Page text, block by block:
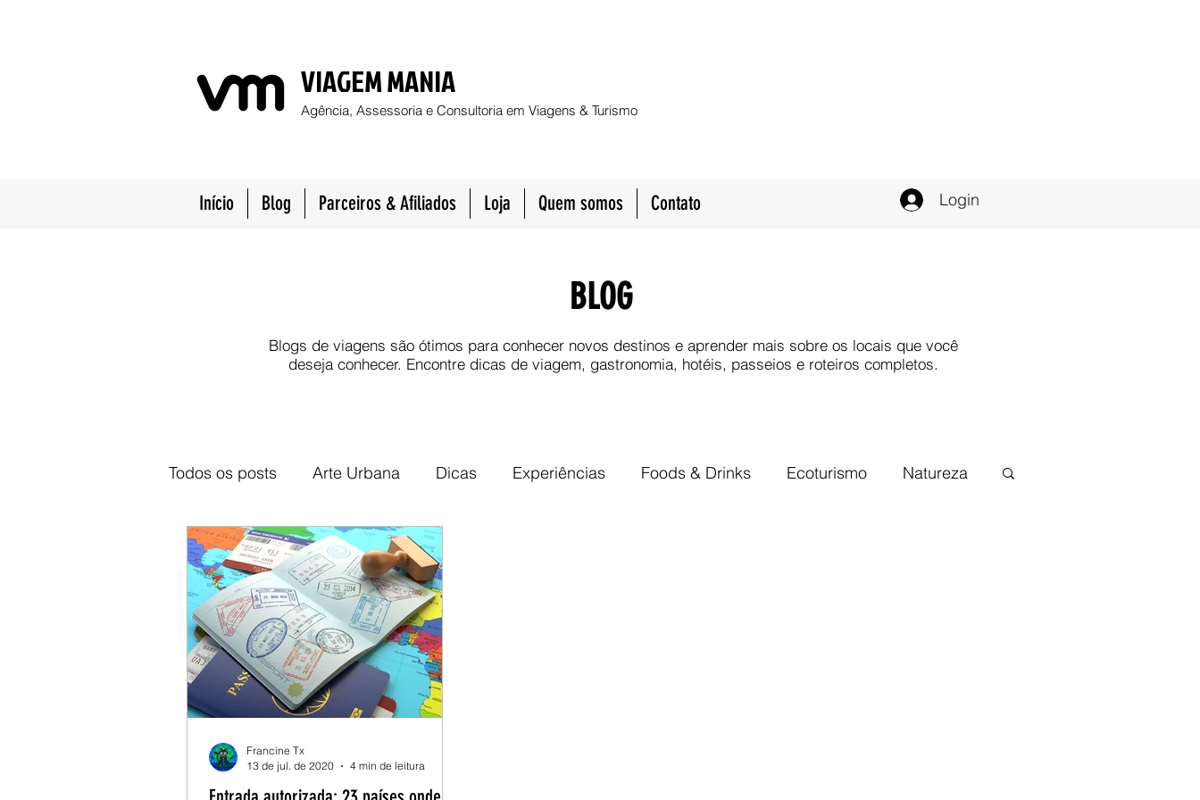
VIAGEM MANIA
Agência, Assessoria e Consultoria em Viagens & Turismo
Início Blog Parceiros & Afiliados Loja Quem somos Contato Login
BLOG
Blogs de viagens são ótimos para conhecer novos destinos e aprender mais sobre os locais que você
deseja conhecer. Encontre dicas de viagem, gastronomia, hotéis, passeios e roteiros completos.
Todos os posts Arte Urbana Dicas Experiências Foods & Drinks Ecoturismo Natureza
Praias Top 5 Notícias
Francine Tx
13 de jul. de 2020
4 min de leitura